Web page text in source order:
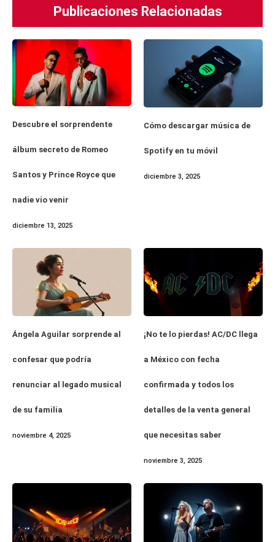
Publicaciones Relacionadas
Descubre el sorprendente
álbum secreto de Romeo
Santos y Prince Royce que
nadie vio venir
diciembre 13, 2025
Cómo descargar música de
Spotify en tu móvil
diciembre 3, 2025
Ángela Aguilar sorprende al
confesar que podría
renunciar al legado musical
de su familia
noviembre 4, 2025
¡No te lo pierdas! AC/DC llega
a México con fecha
confirmada y todos los
detalles de la venta general
que necesitas saber
noviembre 3, 2025